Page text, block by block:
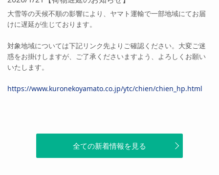
大雪等の天候不順の影響により、ヤマト運輸で一部地域にてお届
けに遅延が生じております。
対象地域については下記リンク先よりご確認ください。大変ご迷
惑をお掛けしますが、ご了承くださいますよう、よろしくお願い
いたします。
https://www.kuronekoyamato.co.jp/ytc/chien/chien_hp.html
全ての新着情報を見る